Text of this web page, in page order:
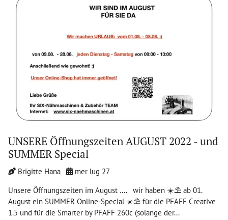
UNSERE Öffnungszeiten AUGUST 2022 - und
SUMMER Special
Brigitte Hana
mer lug 27
Unsere Öffnungszeiten im August …. wir haben ☀️⛱ ab 01.
August ein SUMMER Online-Special ☀️⛱ für die PFAFF Creative
1.5 und für die Smarter by PFAFF 260c (solange der...